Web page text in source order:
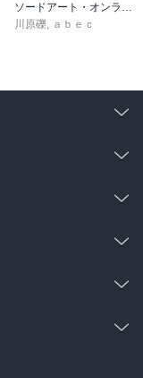
ソードアート・オンライン29 ユナイタル・リングVIII
川原礫, ａｂｅｃ